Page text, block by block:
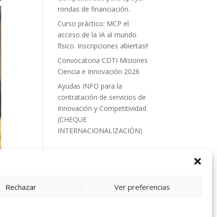
Rechazar Ver preferencias
rondas de financiación.
Curso práctico: MCP el
acceso de la IA al mundo
físico. Inscripciones abiertas!!
Convocatoria CDTI Misiones
Ciencia e Innovación 2026
Ayudas INFO para la
contratación de servicios de
Innovación y Competitividad
(CHEQUE
INTERNACIONALIZACIÓN)